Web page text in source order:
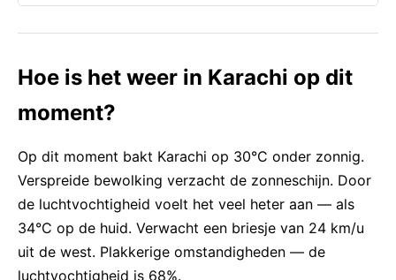
Hoe is het weer in Karachi op dit
moment?
Op dit moment bakt Karachi op 30°C onder zonnig.
Verspreide bewolking verzacht de zonneschijn. Door
de luchtvochtigheid voelt het veel heter aan — als
34°C op de huid. Verwacht een briesje van 24 km/u
uit de west. Plakkerige omstandigheden — de
luchtvochtigheid is 68%.